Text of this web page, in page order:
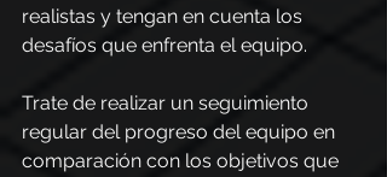
realistas y tengan en cuenta los
desafíos que enfrenta el equipo.
Trate de realizar un seguimiento
regular del progreso del equipo en
comparación con los objetivos que